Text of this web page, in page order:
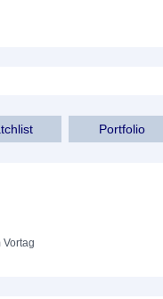
Portfolio
Vortag